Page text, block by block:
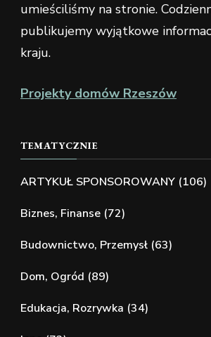
umieściliśmy na stronie.
publikujemy wyjątkowe
kraju.
Projekty domów Rzeszów
TEMATYCZNIE
ARTYKUŁ SPONSOROWANY (106)
Biznes, Finanse (72)
Budownictwo, Przemysł (63)
Dom, Ogród (89)
Edukacja, Rozrywka (34)